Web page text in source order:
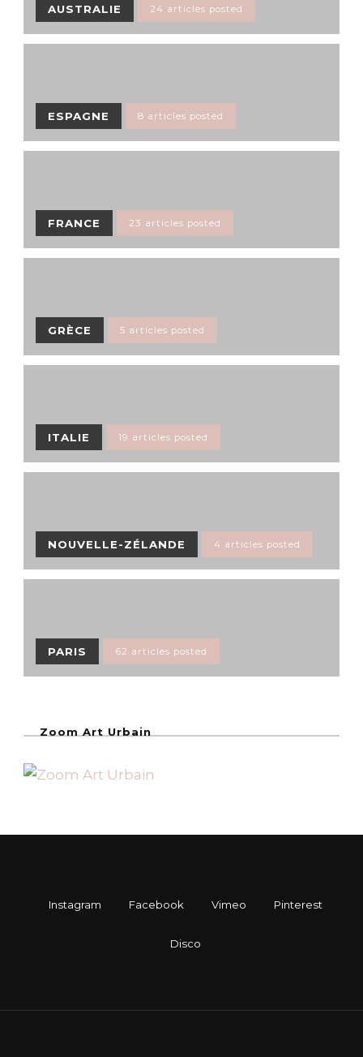
AUSTRALIE 24 articles posted
ESPAGNE 8 articles posted
FRANCE 23 articles posted
GRÈCE 5 articles posted
ITALIE 19 articles posted
NOUVELLE-ZÉLANDE 4 articles posted
PARIS 62 articles posted
Zoom Art Urbain